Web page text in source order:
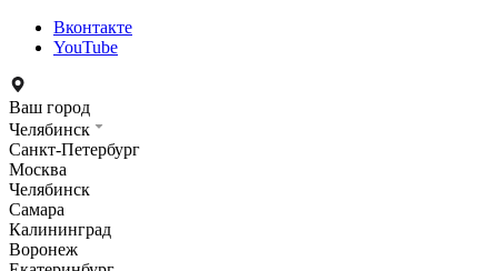
Вконтакте
YouTube
Ваш город
Челябинск
Санкт-Петербург
Москва
Челябинск
Самара
Калининград
Воронеж